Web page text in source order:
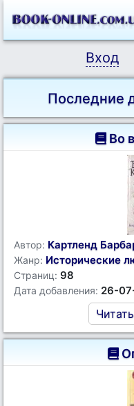
Вход
Последние
Во
Автор: Картленд
Жанр: Исторические
Страниц: 98
Дата добавления: 26-
Читать